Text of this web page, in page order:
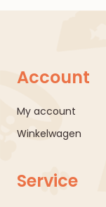
Account
My account
Winkelwagen
Service